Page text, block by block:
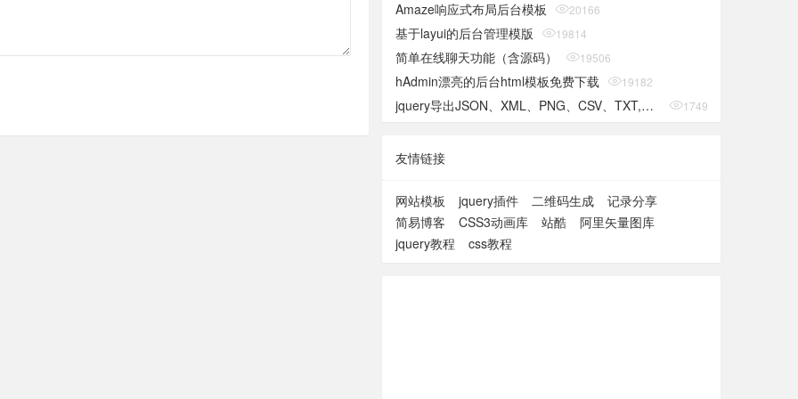
Amaze响应式布局后台模板 20166
基于layui的后台管理模版 19814
简单在线聊天功能（含源码） 19506
hAdmin漂亮的后台html模板免费下载 19182
jquery导出JSON、XML、PNG、CSV、TXT,SQL,MS-Word,Ms-Excel Ms-Powerpoint、PDF插件 17493
友情链接
网站模板 jquery插件 二维码生成
记录分享
简易博客
CSS3动画库 站酷
阿里矢量图库
jquery教程
css教程